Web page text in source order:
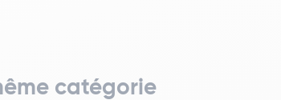
catégorie